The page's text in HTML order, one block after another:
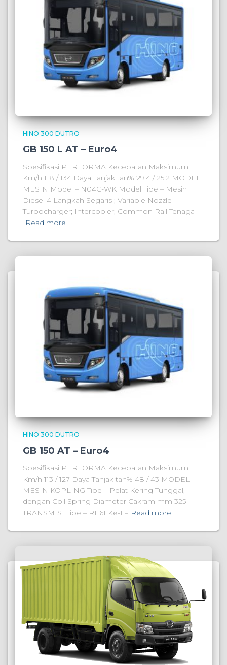
HINO 300 DUTRO
GB 150 L AT – Euro4
Spesifikasi PERFORMA Kecepatan Maksimum
Km/h 118 / 134 Daya Tanjak tan% 29,4 / 25,2 MODEL
MESIN Model – N04C-WK Model Tipe – Mesin
Diesel 4 Langkah Segaris ; Variable Nozzle
Turbocharger; Intercooler; Common Rail Tenaga
Read more
HINO 300 DUTRO
GB 150 AT – Euro4
Spesifikasi PERFORMA Kecepatan Maksimum
Km/h 113 / 127 Daya Tanjak tan% 48 / 43 MODEL
MESIN KOPLING Tipe – Pelat Kering Tunggal,
dengan Coil Spring Diameter Cakram mm 325
TRANSMISI Tipe – RE61 Ke-1 – Read more